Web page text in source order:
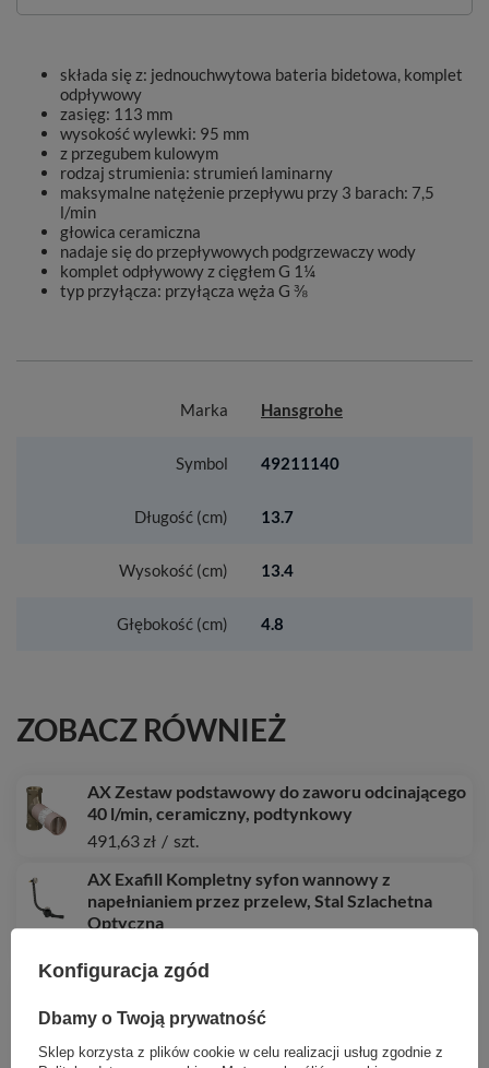
składa się z: jednouchwytowa bateria bidetowa, komplet
odpływowy
zasięg: 113 mm
wysokość wylewki: 95 mm
z przegubem kulowym
rodzaj strumienia: strumień laminarny
maksymalne natężenie przepływu przy 3 barach: 7,5
l/min
głowica ceramiczna
nadaje się do przepływowych podgrzewaczy wody
komplet odpływowy z cięgłem G 1¼
typ przyłącza: przyłącza węża G ⅜
Marka Hansgrohe
Symbol 49211140
Długość (cm) 13.7
Wysokość (cm) 13.4
Głębokość (cm) 4.8
ZOBACZ RÓWNIEŻ
AX Zestaw podstawowy do zaworu odcinającego
40 l/min, ceramiczny, podtynkowy
491,63 zł / szt.
AX Exafill Kompletny syfon wannowy z
napełnianiem przez przelew, Stal Szlachetna
Optyczna
HG Tecturis S Jednouchwytowa bateria
umywalkowa 150 Fine CoolStart EcoSmart+ z
kompletem odpływowym Push-Open, Czarny
Matowy
Konfiguracja zgód
Dbamy o Twoją prywatność
Sklep korzysta z plików cookie w celu realizacji usług zgodnie z